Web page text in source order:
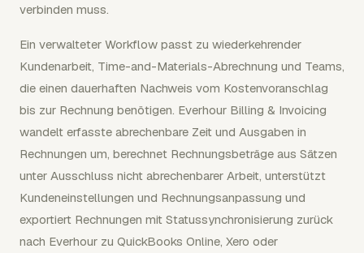
verbinden muss.
Ein verwalteter Workflow passt zu wiederkehrender
Kundenarbeit, Time-and-Materials-Abrechnung und Teams,
die einen dauerhaften Nachweis vom Kostenvoranschlag
bis zur Rechnung benötigen. Everhour Billing & Invoicing
wandelt erfasste abrechenbare Zeit und Ausgaben in
Rechnungen um, berechnet Rechnungsbeträge aus Sätzen
unter Ausschluss nicht abrechenbarer Arbeit, unterstützt
Kundeneinstellungen und Rechnungsanpassung und
exportiert Rechnungen mit Statussynchronisierung zurück
nach Everhour zu QuickBooks Online, Xero oder